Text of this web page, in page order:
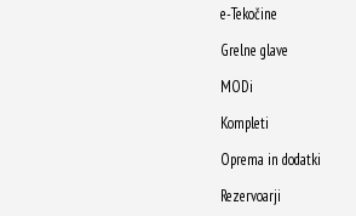
e-Tekočine
Grelne glave
MODi
Kompleti
Oprema in dodatki
Rezervoarji